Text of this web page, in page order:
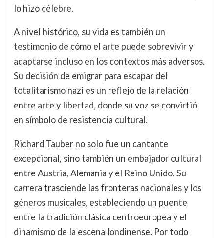
lo hizo célebre.
A nivel histórico, su vida es también un
testimonio de cómo el arte puede sobrevivir y
adaptarse incluso en los contextos más adversos.
Su decisión de emigrar para escapar del
totalitarismo nazi es un reflejo de la relación
entre arte y libertad, donde su voz se convirtió
en símbolo de resistencia cultural.
Richard Tauber no solo fue un cantante
excepcional, sino también un embajador cultural
entre Austria, Alemania y el Reino Unido. Su
carrera trasciende las fronteras nacionales y los
géneros musicales, estableciendo un puente
entre la tradición clásica centroeuropea y el
dinamismo de la escena londinense. Por todo